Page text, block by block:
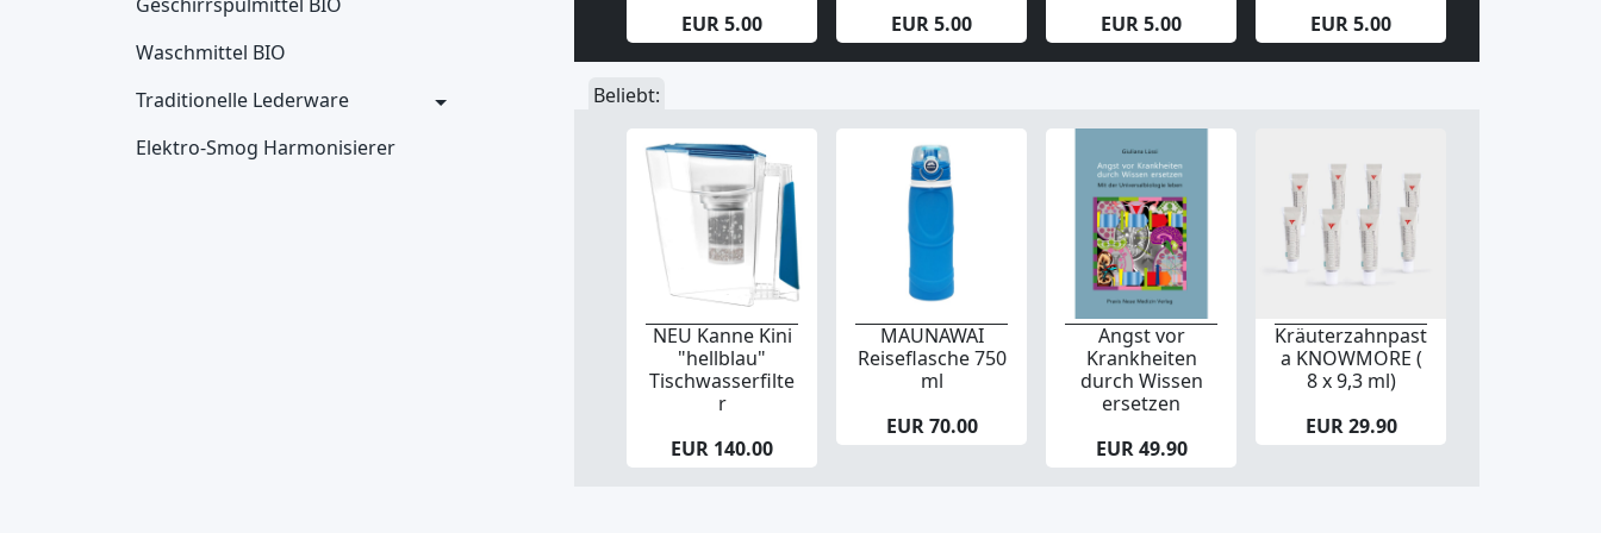
Waschmittel BIO
Traditionelle Lederware
Elektro-Smog Harmonisierer
EUR 5.00
EUR 5.00
EUR 5.00
EUR 5.00
Beliebt:
NEU Kanne Kini
"hellblau"
Tischwasserfilte
r
EUR 140.00
MAUNAWAI
Reiseflasche 750
ml
EUR 70.00
Angst vor
Krankheiten
durch Wissen
ersetzen
EUR 49.90
Kräuterzahnpast
a KNOWMORE (
8 x 9,3 ml)
EUR 29.90